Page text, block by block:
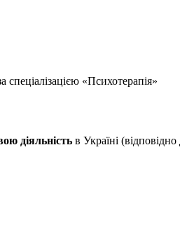
«Психотерапія»
діяльність в Україні